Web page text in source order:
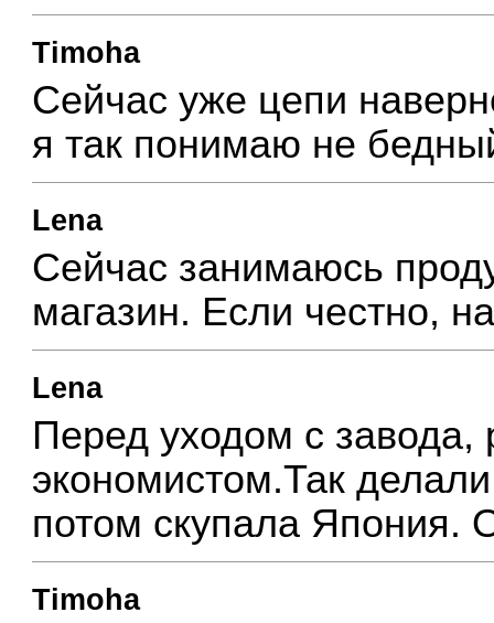
Timoha
Сейчас уже цепи
я так понимаю не
Lena
Сейчас занимаюсь
магазин. Если честно,
Lena
Перед уходом с завода,
экономистом.Так
потом скупала Япония.
Timoha